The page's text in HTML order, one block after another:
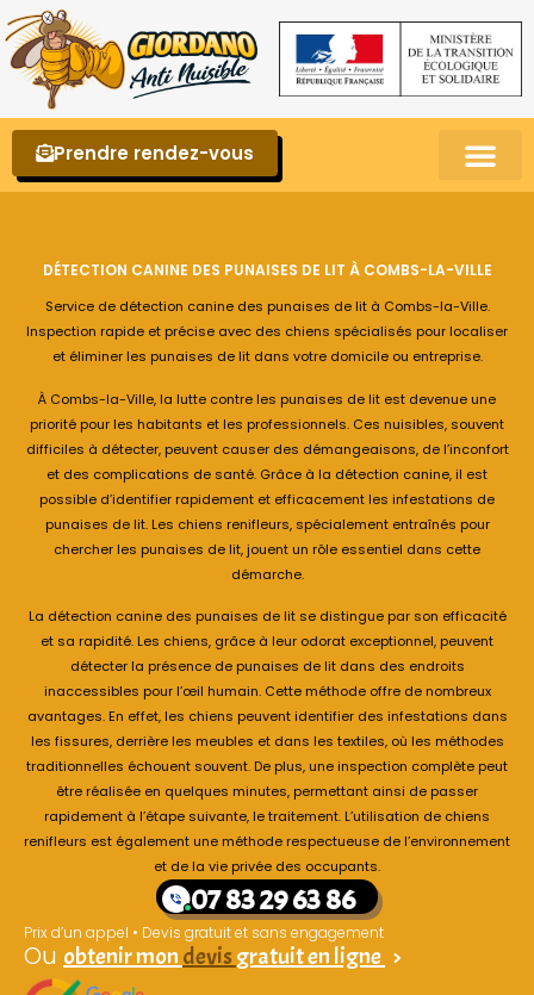
Prendre rendez-vous
DÉTECTION CANINE DES PUNAISES DE LIT À COMBS-LA-VILLE
Service de détection canine des punaises de lit à Combs-la-Ville.
Inspection rapide et précise avec des chiens spécialisés pour localiser
et éliminer les punaises de lit dans votre domicile ou entreprise.
À Combs-la-Ville, la lutte contre les punaises de lit est devenue une
priorité pour les habitants et les professionnels. Ces nuisibles, souvent
difficiles à détecter, peuvent causer des démangeaisons, de l’inconfort
et des complications de santé. Grâce à la détection canine, il est
possible d’identifier rapidement et efficacement les infestations de
punaises de lit. Les chiens renifleurs, spécialement entraînés pour
chercher les punaises de lit, jouent un rôle essentiel dans cette
démarche.
La détection canine des punaises de lit se distingue par son efficacité
et sa rapidité. Les chiens, grâce à leur odorat exceptionnel, peuvent
détecter la présence de punaises de lit dans des endroits
inaccessibles pour l’œil humain. Cette méthode offre de nombreux
avantages. En effet, les chiens peuvent identifier des infestations dans
les fissures, derrière les meubles et dans les textiles, où les méthodes
traditionnelles échouent souvent. De plus, une inspection complète peut
être réalisée en quelques minutes, permettant ainsi de passer
rapidement à l’étape suivante, le traitement. L’utilisation de chiens
renifleurs est également une méthode respectueuse de l’environnement
et de la vie privée des occupants.
07 83 29 63 86
Prix d’un appel • Devis gratuit et sans engagement
Ou obtenir mon devis gratuit en ligne >